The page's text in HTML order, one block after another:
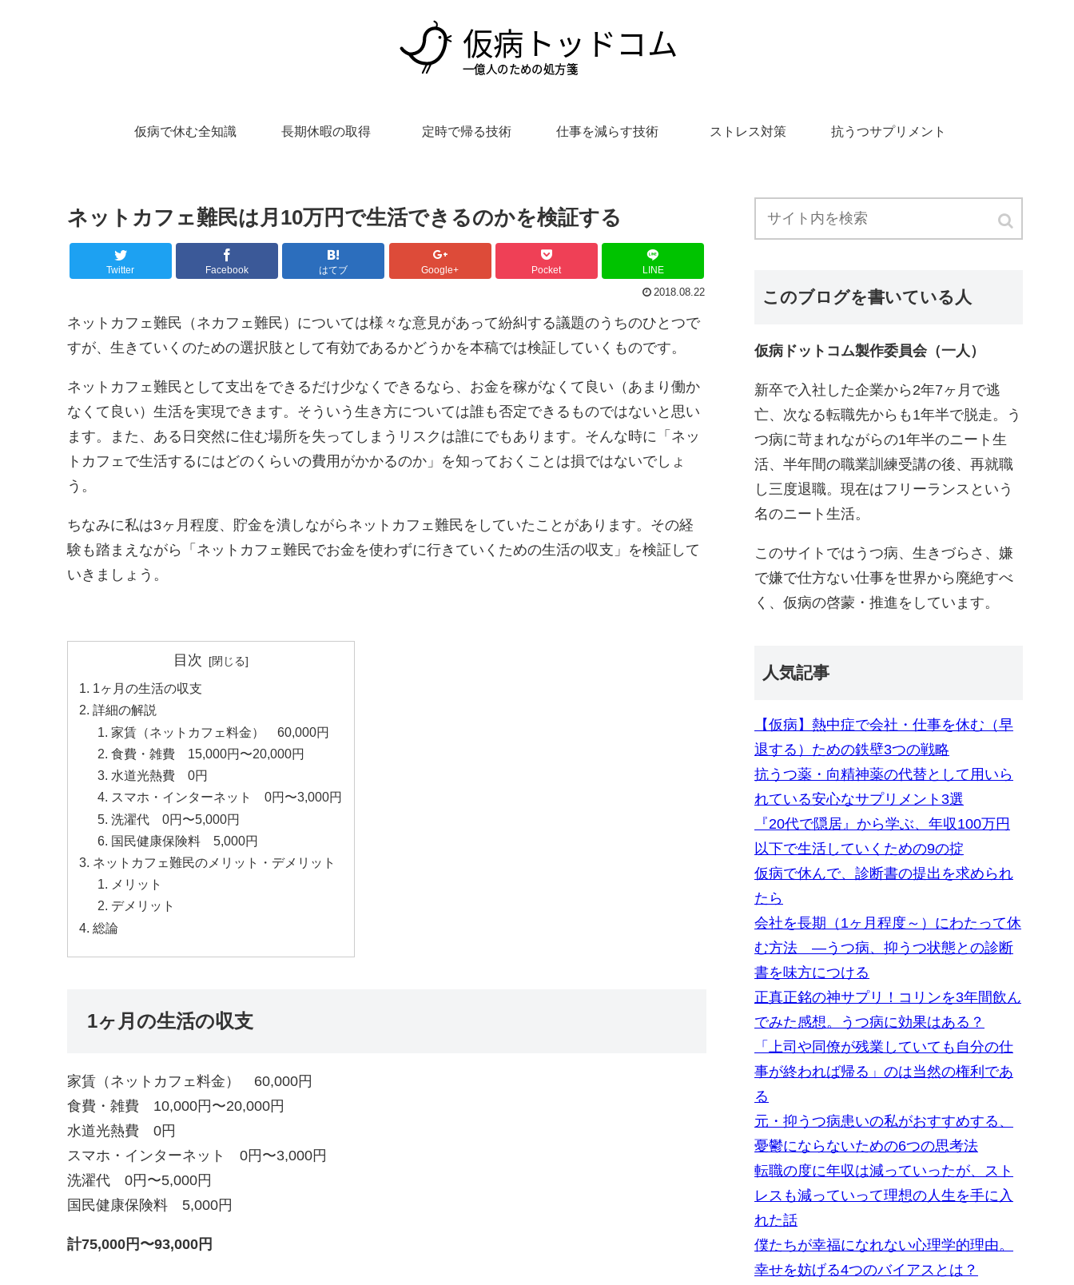
仮病で休む全知識 長期休暇の取得 定時で帰る技術 仕事を減らす技術 ストレス対策 抗うつサプリメント
ネットカフェ難民は月10万円で生活できるのかを検証する
Twitter Facebook はてブ Google+ Pocket LINE
2018.08.22
ネットカフェ難民（ネカフェ難民）については様々な意見があって紛糾する議題のうちのひとつで
すが、生きていくのための選択肢として有効であるかどうかを本稿では検証していくものです。
ネットカフェ難民として支出をできるだけ少なくできるなら、お金を稼がなくて良い（あまり働か
なくて良い）生活を実現できます。そういう生き方については誰も否定できるものではないと思い
ます。また、ある日突然に住む場所を失ってしまうリスクは誰にでもあります。そんな時に「ネッ
トカフェで生活するにはどのくらいの費用がかかるのか」を知っておくことは損ではないでしょ
う。
ちなみに私は3ヶ月程度、貯金を潰しながらネットカフェ難民をしていたことがあります。その経
験も踏まえながら「ネットカフェ難民でお金を使わずに行きていくための生活の収支」を検証して
いきましょう。
目次
1ヶ月の生活の収支
詳細の解説
家賃（ネットカフェ料金） 60,000円
食費・雑費 15,000円〜20,000円
水道光熱費 0円
スマホ・インターネット 0円〜3,000円
洗濯代 0円〜5,000円
国民健康保険料 5,000円
ネットカフェ難民のメリット・デメリット
メリット
デメリット
総論
1ヶ月の生活の収支
家賃（ネットカフェ料金） 60,000円
食費・雑費 10,000円〜20,000円
水道光熱費 0円
スマホ・インターネット 0円〜3,000円
洗濯代 0円〜5,000円
国民健康保険料 5,000円
計75,000円〜93,000円
このブログを書いている人
仮病ドットコム製作委員会（一人）
新卒で入社した企業から2年7ヶ月で逃
亡、次なる転職先からも1年半で脱走。う
つ病に苛まれながらの1年半のニート生
活、半年間の職業訓練受講の後、再就職
し三度退職。現在はフリーランスという
名のニート生活。
このサイトではうつ病、生きづらさ、嫌
で嫌で仕方ない仕事を世界から廃絶すべ
く、仮病の啓蒙・推進をしています。
人気記事
【仮病】熱中症で会社・仕事を休む（早
退する）ための鉄壁3つの戦略
抗うつ薬・向精神薬の代替として用いら
れている安心なサプリメント3選
『20代で隠居』から学ぶ、年収100万円
以下で生活していくための9の掟
仮病で休んで、診断書の提出を求められ
たら
会社を長期（1ヶ月程度～）にわたって休
む方法 ―うつ病、抑うつ状態との診断
書を味方につける
正真正銘の神サプリ！コリンを3年間飲ん
でみた感想。うつ病に効果はある？
「上司や同僚が残業していても自分の仕
事が終われば帰る」のは当然の権利であ
る
元・抑うつ病患いの私がおすすめする、
憂鬱にならないための6つの思考法
転職の度に年収は減っていったが、スト
レスも減っていって理想の人生を手に入
れた話
僕たちが幸福になれない心理学的理由。
幸せを妨げる4つのバイアスとは？